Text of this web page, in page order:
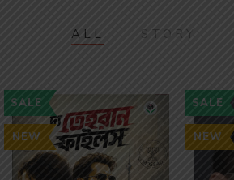
ALL STORY
SALE
NEW
SALE
NEW